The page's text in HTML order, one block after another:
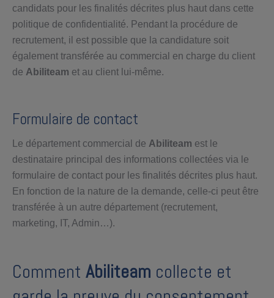
candidats pour les finalités décrites plus haut dans cette
politique de confidentialité. Pendant la procédure de
recrutement, il est possible que la candidature soit
également transférée au commercial en charge du client
de Abiliteam et au client lui-même.
Formulaire de contact
Le département commercial de Abiliteam est le
destinataire principal des informations collectées via le
formulaire de contact pour les finalités décrites plus haut.
En fonction de la nature de la demande, celle-ci peut être
transférée à un autre département (recrutement,
marketing, IT, Admin…).
Comment Abiliteam collecte et